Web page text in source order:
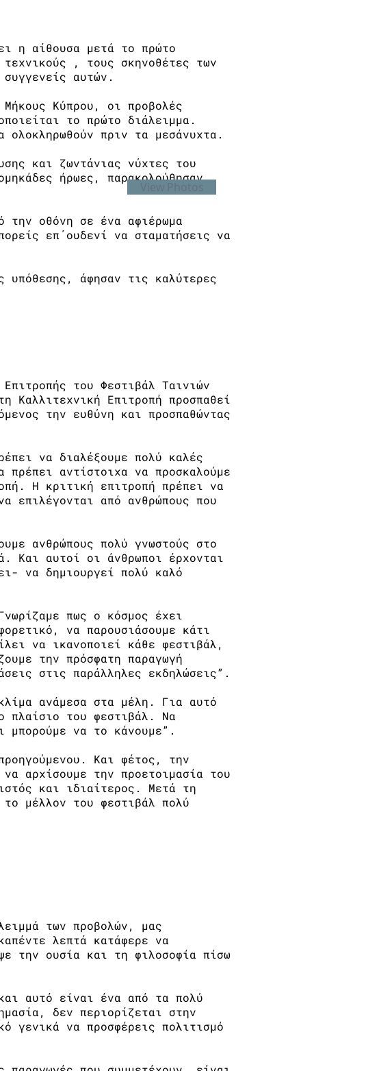
η αίθουσα μετά το πρώτο
, τους σκηνοθέτες των
αυτών.
Κύπρου, οι προβολές
το πρώτο διάλειμμα.
πριν τα μεσάνυχτα.
και ζωντάνιας νύχτες του
ήρωες, παρακολούθησαν
οθόνη σε ένα αφιέρωμα
επ΄ουδενί να σταματήσεις να
άφησαν τις καλύτερες
του Φεστιβάλ Ταινιών
Επιτροπή προσπαθεί
την ευθύνη και προσπαθώντας
να διαλέξουμε πολύ καλές
αντίστοιχα να προσκαλούμε
Η κριτική επιτροπή πρέπει να
επιλέγονται από ανθρώπους που
ανθρώπους πολύ γνωστούς στο
Και αυτοί οι άνθρωποι έρχονται
να δημιουργεί πολύ καλό
πως ο κόσμος έχει
να παρουσιάσουμε κάτι
να ικανοποιεί κάθε φεστιβάλ,
την πρόσφατη παραγωγή
στις παράλληλες εκδηλώσεις”.
ανάμεσα στα μέλη. Για αυτό
πλαίσιο του φεστιβάλ. Να
μπορούμε να το κάνουμε”.
Και φέτος, την
αρχίσουμε την προετοιμασία του
και ιδιαίτερος. Μετά τη
μέλλον του φεστιβάλ πολύ
των προβολών, μας
λεπτά κατάφερε να
την ουσία και τη φιλοσοφία πίσω
αυτό είναι ένα από τα πολύ
δεν περιορίζεται στην
γενικά να προσφέρεις πολιτισμό
View Photos